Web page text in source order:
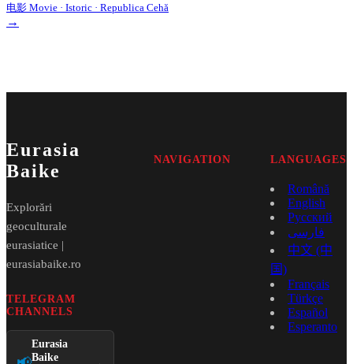
电影 Movie · Istoric · Republica Cehă
→
Eurasia
Baike
Explorări
geoculturale
eurasiatice |
eurasiabaike.ro
TELEGRAM
CHANNELS
Eurasia
Baike
NAVIGATION LANGUAGES
Română
English
Русский
فارسی
中文 (中
国)
Français
Türkçe
Español
Esperanto